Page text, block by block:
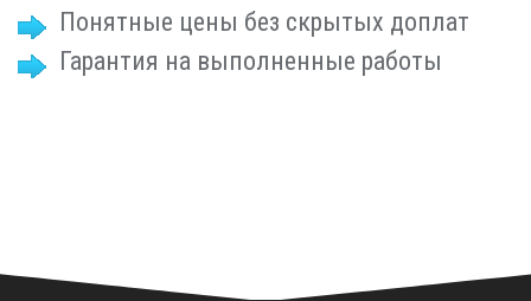
Понятные цены без скрытых доплат
Гарантия на выполненные работы